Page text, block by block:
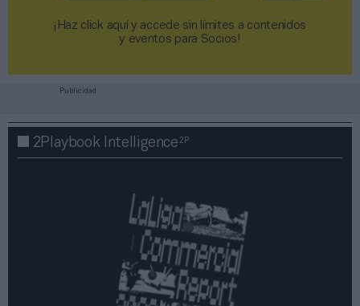
¡Haz click aquí y accede sin límites a contenidos
y eventos para Socios!​​​​​​​
Publicidad
2Playbook Intelligence2P